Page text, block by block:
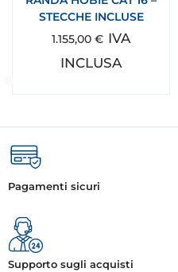
STECCHE INCLUSE
1.155,00 € IVA
INCLUSA
Pagamenti sicuri
Supporto sugli acquisti